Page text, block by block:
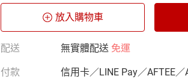
放入購物車
配送 無實體配送 免運
付款 信用卡／LINE Pay／AFTEE／